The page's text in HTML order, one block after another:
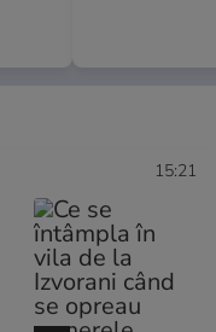
15:21